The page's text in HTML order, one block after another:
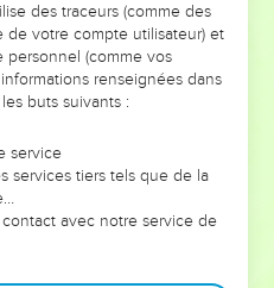
!
VOUS ÉVITER LES
?
moins les doutes, les erreurs
traversés, alors même que ce
ont façonnés.
entrepreneurs, et responsables
des traceurs (comme des
votre compte utilisateur) et
personnel (comme vos
renseignées dans
buts suivants :
service
services tiers tels que de la
avec notre service de